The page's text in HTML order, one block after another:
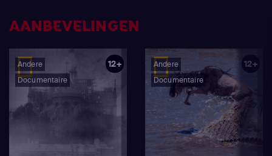
AANBEVELINGEN
Andere
Documentaire
12+
Andere
Documentaire
12+